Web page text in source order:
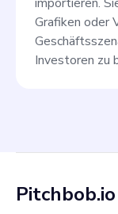
Grafiken oder
Investoren zu
Pitchbob.io